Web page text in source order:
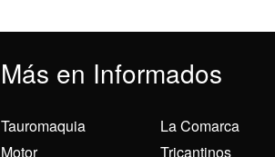
Más en Informados
Tauromaquia
Motor
La Comarca
Tricantinos